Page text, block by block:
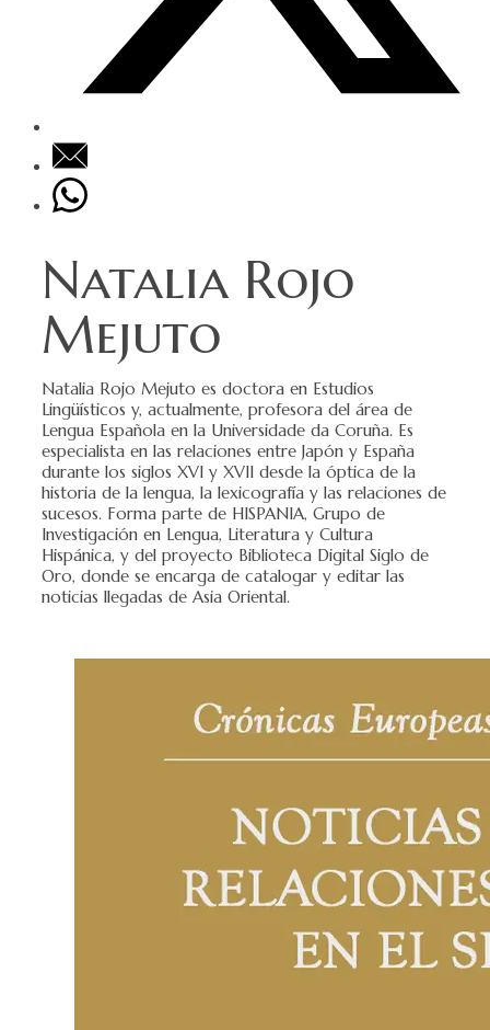
Natalia Rojo
Mejuto
Natalia Rojo Mejuto es doctora en Estudios
Lingüísticos y, actualmente, profesora del área de
Lengua Española en la Universidade da Coruña. Es
especialista en las relaciones entre Japón y España
durante los siglos XVI y XVII desde la óptica de la
historia de la lengua, la lexicografía y las relaciones de
sucesos. Forma parte de HISPANIA, Grupo de
Investigación en Lengua, Literatura y Cultura
Hispánica, y del proyecto Biblioteca Digital Siglo de
Oro, donde se encarga de catalogar y editar las
noticias llegadas de Asia Oriental.